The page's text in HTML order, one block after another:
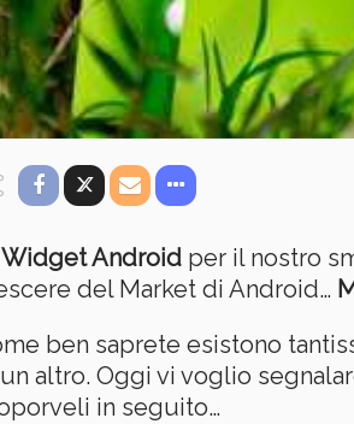
Widget Android per il nostro
del Market di Android…
ben saprete esistono
altro. Oggi vi voglio
in seguito…